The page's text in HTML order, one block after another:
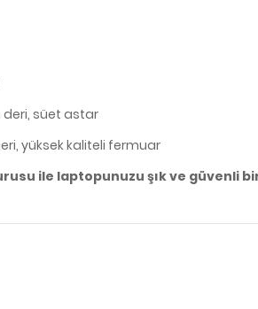
süet astar
yüksek kaliteli fermuar
ile laptopunuzu şık ve güvenli